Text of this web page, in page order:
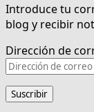
Introduce tu
blog y recibir
Dirección de
Suscribir